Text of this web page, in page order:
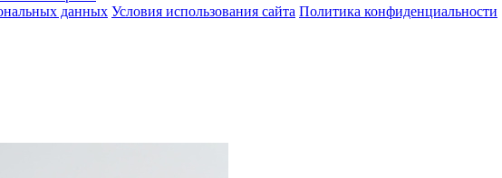
данных Условия использования сайта Политика конфиденциальности